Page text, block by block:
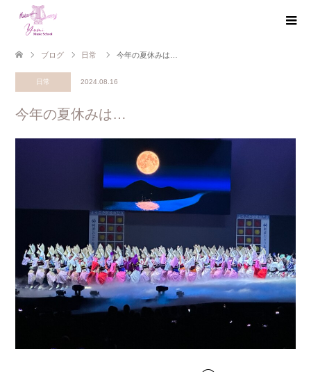
ブログ 日常 今年の夏休みは…
日常 2024.08.16
今年の夏休みは…